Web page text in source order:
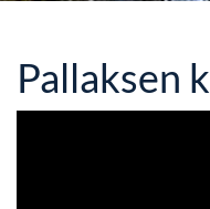
Pallaksen